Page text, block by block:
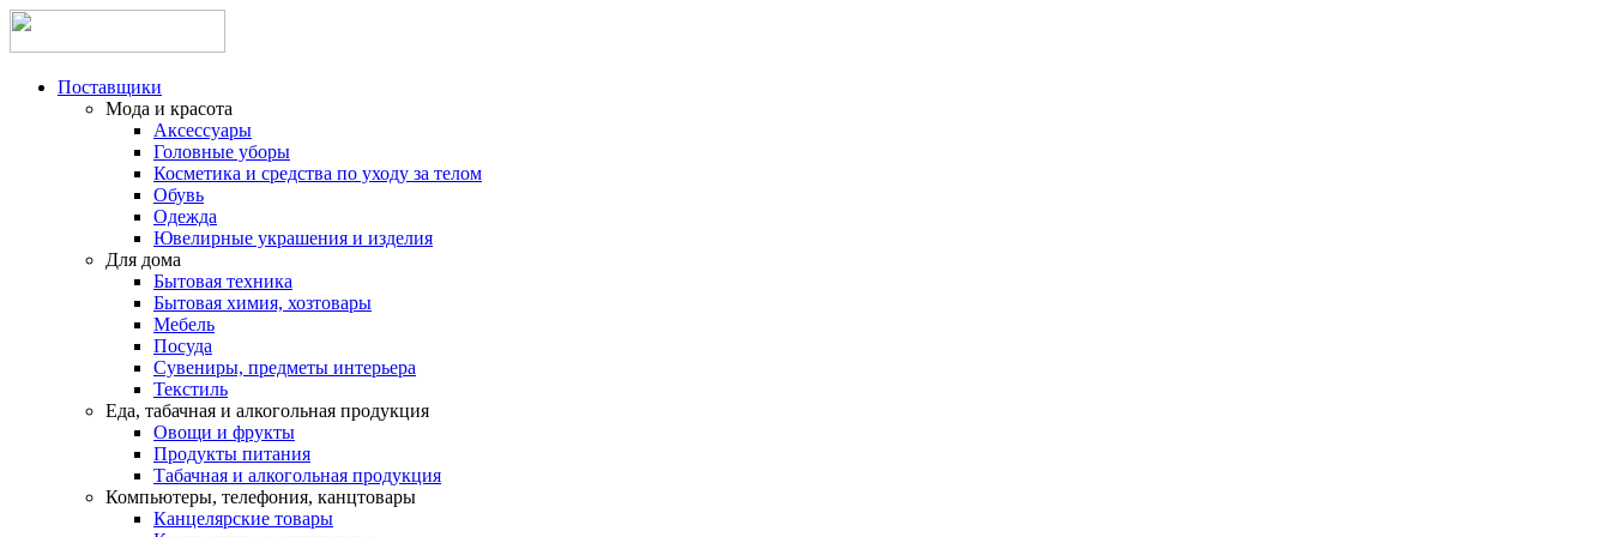
Поставщики
Мода и красота
Аксессуары
Головные уборы
Косметика и средства по уходу за телом
Обувь
Одежда
Ювелирные украшения и изделия
Для дома
Бытовая техника
Бытовая химия, хозтовары
Мебель
Посуда
Сувениры, предметы интерьера
Текстиль
Еда, табачная и алкогольная продукция
Овощи и фрукты
Продукты питания
Табачная и алкогольная продукция
Компьютеры, телефония, канцтовары
Канцелярские товары